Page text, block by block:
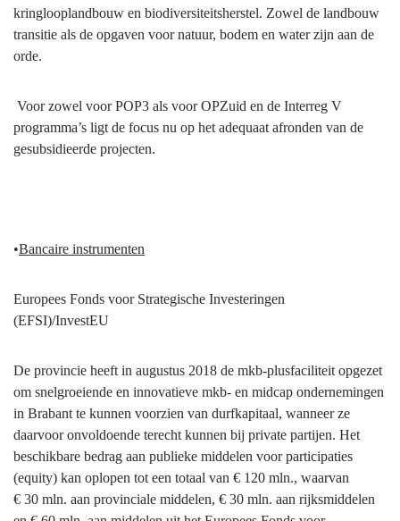
kringlooplandbouw en biodiversiteitsherstel. Zowel de landbouw
transitie als de opgaven voor natuur, bodem en water zijn aan de
orde.
Voor zowel voor POP3 als voor OPZuid en de Interreg V
programma’s ligt de focus nu op het adequaat afronden van de
gesubsidieerde projecten.
•Bancaire instrumenten
Europees Fonds voor Strategische Investeringen
(EFSI)/InvestEU
De provincie heeft in augustus 2018 de mkb-plusfaciliteit opgezet
om snelgroeiende en innovatieve mkb- en midcap ondernemingen
in Brabant te kunnen voorzien van durfkapitaal, wanneer ze
daarvoor onvoldoende terecht kunnen bij private partijen. Het
beschikbare bedrag aan publieke middelen voor participaties
(equity) kan oplopen tot een totaal van € 120 mln., waarvan
€ 30 mln. aan provinciale middelen, € 30 mln. aan rijksmiddelen